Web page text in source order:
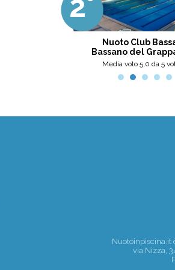
Ottima scelta, nel
meglio, secondo me.
Nuoto Club
Bassano del
Media voto 5,0 da 5
Nuotoinpiscina.it
via Nizza,